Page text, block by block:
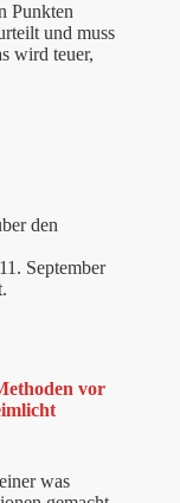
Punkten
und muss
wird teuer,
den
September
vor
was